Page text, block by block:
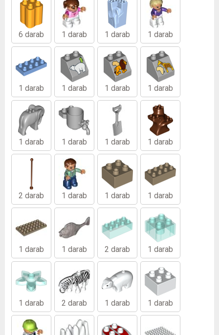
6 darab 1 darab 1 darab 1 darab
1 darab 1 darab 1 darab 1 darab
1 darab 1 darab 1 darab 1 darab
2 darab 1 darab 1 darab 1 darab
1 darab 1 darab 2 darab 1 darab
1 darab 2 darab 1 darab 1 darab